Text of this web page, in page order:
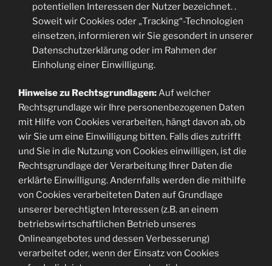
potentiellen Interessen der Nutzer bezeichnet. .
Soweit wir Cookies oder „Tracking“-Technologien
einsetzen, informieren wir Sie gesondert in unserer
Datenschutzerklärung oder im Rahmen der
Einholung einer Einwilligung.
Hinweise zu Rechtsgrundlagen:Auf welcher
Rechtsgrundlage wir Ihre personenbezogenen Daten
mit Hilfe von Cookies verarbeiten, hängt davon ab, ob
wir Sie um eine Einwilligung bitten. Falls dies zutrifft
und Sie in die Nutzung von Cookies einwilligen, ist die
Rechtsgrundlage der Verarbeitung Ihrer Daten die
erklärte Einwilligung. Andernfalls werden die mithilfe
von Cookies verarbeiteten Daten auf Grundlage
unserer berechtigten Interessen (z.B. an einem
betriebswirtschaftlichen Betrieb unseres
Onlineangebotes und dessen Verbesserung)
verarbeitet oder, wenn der Einsatz von Cookies